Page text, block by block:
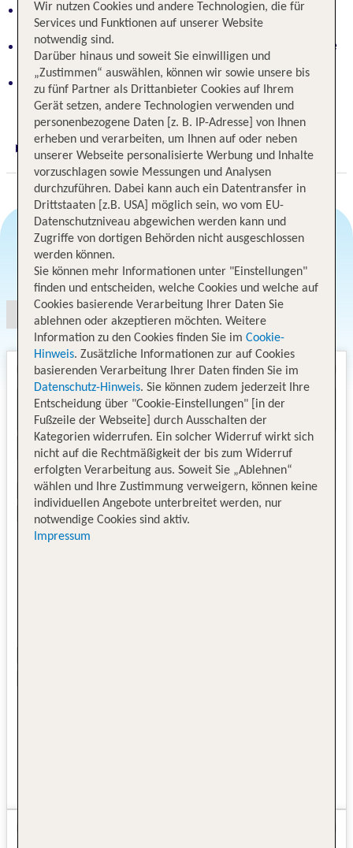
Wunderbare Möglichkeiten, den Alltagsstress zu
vergessen
Einmalige Lage direkt am Meer für unvergessliche
Erholungsmomente
Ferienresort Weiße Wiek mit Sandstrand, klarem
Wasser und ursprünglicher Natur
Digitaler und telefonischer 24/7 TUI Service
Angebotsauswahl
Wir nutzen Cookies und andere Technologien, die für
Services und Funktionen auf unserer Website
notwendig sind.
Darüber hinaus und soweit Sie einwilligen und
„Zustimmen“ auswählen, können wir sowie unsere bis
zu fünf Partner als Drittanbieter Cookies auf Ihrem
Gerät setzen, andere Technologien verwenden und
personenbezogene Daten [z. B. IP-Adresse] von Ihnen
erheben und verarbeiten, um Ihnen auf oder neben
unserer Webseite personalisierte Werbung und Inhalte
vorzuschlagen sowie Messungen und Analysen
durchzuführen. Dabei kann auch ein Datentransfer in
Drittstaaten [z.B. USA] möglich sein, wo vom EU-
Datenschutzniveau abgewichen werden kann und
Zugriffe von dortigen Behörden nicht ausgeschlossen
werden können.
Sie können mehr Informationen unter "Einstellungen"
finden und entscheiden, welche Cookies und welche auf
Cookies basierende Verarbeitung Ihrer Daten Sie
ablehnen oder akzeptieren möchten. Weitere
Information zu den Cookies finden Sie im Cookie-
Hinweis. Zusätzliche Informationen zur auf Cookies
basierenden Verarbeitung Ihrer Daten finden Sie im
Datenschutz-Hinweis. Sie können zudem jederzeit Ihre
Entscheidung über "Cookie-Einstellungen" [in der
Fußzeile der Webseite] durch Ausschalten der
Kategorien widerrufen. Ein solcher Widerruf wirkt sich
nicht auf die Rechtmäßigkeit der bis zum Widerruf
erfolgten Verarbeitung aus. Soweit Sie „Ablehnen“
wählen und Ihre Zustimmung verweigern, können keine
individuellen Angebote unterbreitet werden, nur
notwendige Cookies sind aktiv.
Impressum